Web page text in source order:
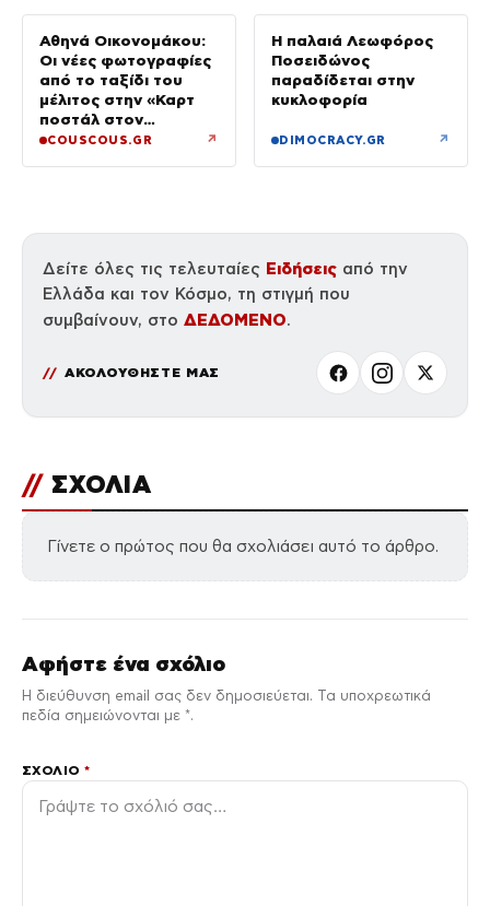
Αθηνά Οικονομάκου:
Οι νέες φωτογραφίες
από το ταξίδι του
μέλιτος στην «Καρτ
ποστάλ στον
παράδεισο»
COUSCOUS.GR ↗
Η παλαιά Λεωφόρος
Ποσειδώνος
παραδίδεται στην
κυκλοφορία
DIMOCRACY.GR ↗
Δείτε όλες τις τελευταίες Ειδήσεις από την
Ελλάδα και τον Κόσμο, τη στιγμή που
συμβαίνουν, στο ΔΕΔΟΜΕΝΟ.
ΑΚΟΛΟΥΘΗΣΤΕ ΜΑΣ
// ΣΧΟΛΙΑ
Γίνετε ο πρώτος που θα σχολιάσει αυτό το άρθρο.
Αφήστε ένα σχόλιο
Η διεύθυνση email σας δεν δημοσιεύεται. Τα υποχρεωτικά
πεδία σημειώνονται με *.
ΣΧΌΛΙΟ*